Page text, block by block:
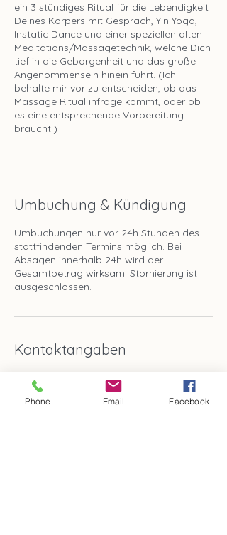
ein 3 stündiges Ritual für die Lebendigkeit
Deines Körpers mit Gespräch, Yin Yoga,
Instatic Dance und einer speziellen alten
Meditations/Massagetechnik, welche Dich
tief in die Geborgenheit und das große
Angenommensein hinein führt. (Ich
behalte mir vor zu entscheiden, ob das
Massage Ritual infrage kommt, oder ob
es eine entsprechende Vorbereitung
braucht.)
Umbuchung & Kündigung
Umbuchungen nur vor 24h Stunden des
stattfindenden Termins möglich. Bei
Absagen innerhalb 24h wird der
Gesamtbetrag wirksam. Stornierung ist
ausgeschlossen.
Kontaktangaben
Katzenlauf 4, 69469 Weinheim,
Deutschland
Phone Email Facebook